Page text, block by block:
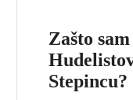
Zašto
Stepincu?